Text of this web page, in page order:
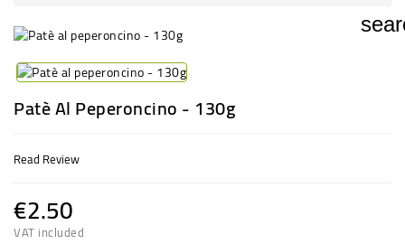
PRODUCTS
CONTACT
US
Patè Al Peperoncino - 130g
Read Review
€2.50
VAT included